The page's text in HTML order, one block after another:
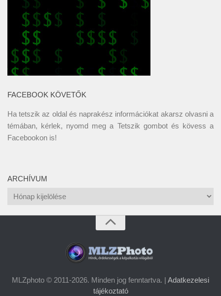
FACEBOOK KÖVETŐK
Ha tetszik az oldal és naprakész információkat akarsz olvasni a
témában, kérlek, nyomd meg a Tetszik gombot és kövess a
Facebookon is!
ARCHÍVUM
Archívum
MLZphoto © 2011-2026. Minden jog fenntartva. | Adatkezelesi
tájékoztató